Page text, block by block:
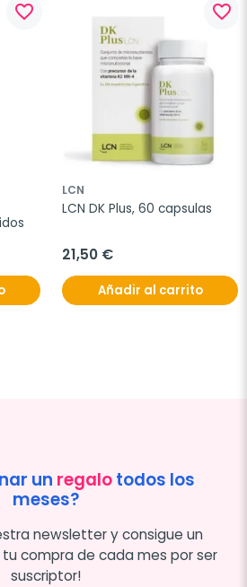
favorite_border favorite_border
LCN
LCN DK Plus, 60 capsulas
21,50 €
Añadir al carrito
un regalotodos los
meses?
newsletter y consigue un
compra de cada mes por ser
suscriptor!